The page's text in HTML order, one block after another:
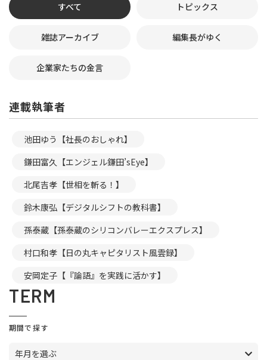
すべて トピックス
雑誌アーカイブ 編集長がゆく
企業家たちの金言
連載執筆者
池田ゆう【社長のおしゃれ】
鎌田富久【エンジェル鎌田’sEye】
北尾吉孝【世相を斬る！】
鈴木康弘【デジタルシフトの教科書】
孫泰蔵【孫泰蔵のシリコンバレーエクスプレス】
村口和孝【日の丸キャピタリスト風雲録】
安岡定子【『論語』を実践に活かす】
TERM
期間で探す
年月を選ぶ